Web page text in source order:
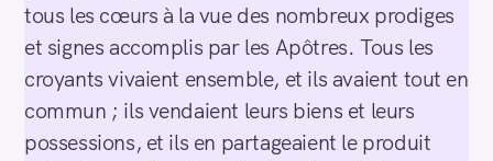
tous les cœurs à la vue des nombreux prodiges
et signes accomplis par les Apôtres. Tous les
croyants vivaient ensemble, et ils avaient tout en
commun ; ils vendaient leurs biens et leurs
possessions, et ils en partageaient le produit